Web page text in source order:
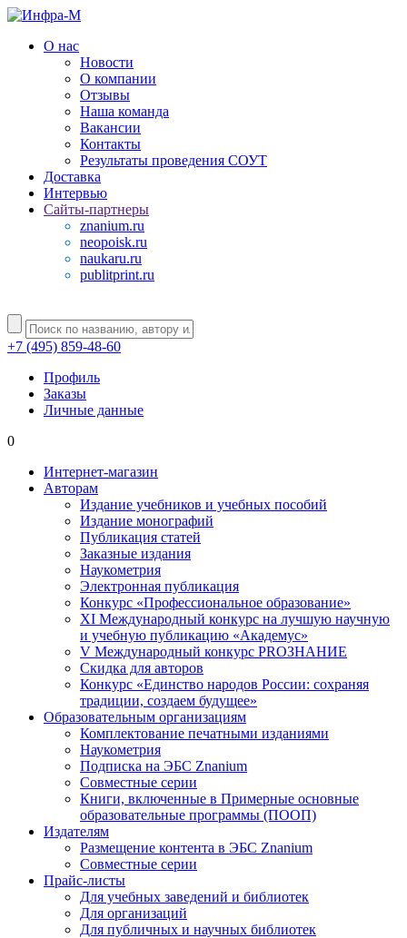
О нас
Новости
О компании
Отзывы
Наша команда
Вакансии
Контакты
Результаты проведения СОУТ
Доставка
Интервью
Сайты-партнеры
znanium.ru
neopoisk.ru
naukaru.ru
publitprint.ru
+7 (495) 859-48-60
Профиль
Заказы
Личные данные
0
Интернет-магазин
Авторам
Издание учебников и учебных пособий
Издание монографий
Публикация статей
Заказные издания
Наукометрия
Электронная публикация
Конкурс «Профессиональное образование»
XI Международный конкурс на лучшую научную
и учебную публикацию «Академус»
V Международный конкурс PROЗНАНИЕ
Скидка для авторов
Конкурс «Единство народов России: сохраняя
традиции, создаем будущее»
Образовательным организациям
Комплектование печатными изданиями
Наукометрия
Подписка на ЭБС Znanium
Совместные серии
Книги, включенные в Примерные основные
образовательные программы (ПООП)
Издателям
Размещение контента в ЭБС Znanium
Совместные серии
Прайс-листы
Для учебных заведений и библиотек
Для организаций
Для публичных и научных библиотек